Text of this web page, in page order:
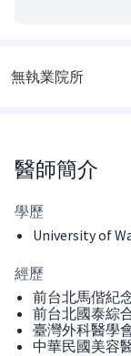
無執業院所
醫師簡介
學歷
University of
經歷
前台北馬偕紀
前台北國泰綜
臺灣外科醫學
中華民國美容